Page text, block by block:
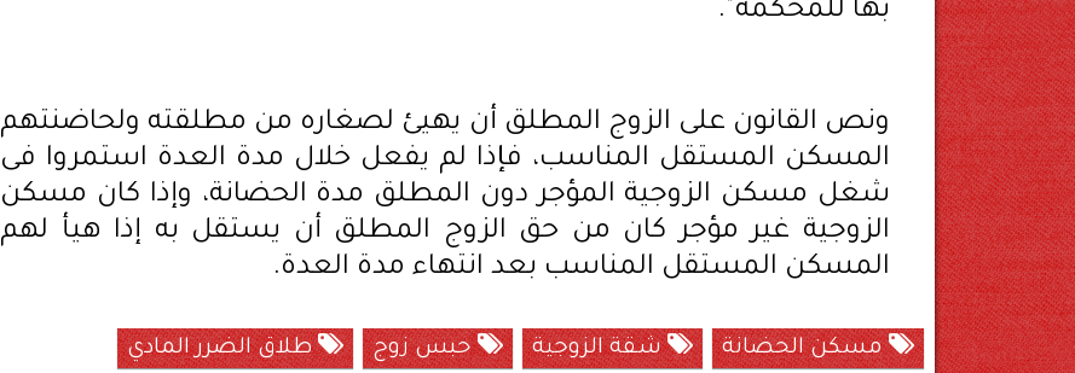
بها للمحكمة".
ونص القانون على الزوج المطلق أن يهيئ لصغاره من مطلقته ولحاضنتهم
المسكن المستقل المناسب، فإذا لم يفعل خلال مدة العدة استمروا فى
شغل مسكن الزوجية المؤجر دون المطلق مدة الحضانة، وإذا كان مسكن
الزوجية غير مؤجر كان من حق الزوج المطلق أن يستقل به إذا هيأ لهم
المسكن المستقل المناسب بعد انتهاء مدة العدة.
مسكن الحضانة شقة الزوجية حبس زوج
طلاق الضرر المادي